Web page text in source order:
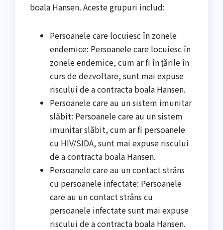
boala Hansen. Aceste grupuri includ:
Persoanele care locuiesc în zonele
endemice: Persoanele care locuiesc în
zonele endemice, cum ar fi în țările în
curs de dezvoltare, sunt mai expuse
riscului de a contracta boala Hansen.
Persoanele care au un sistem imunitar
slăbit: Persoanele care au un sistem
imunitar slăbit, cum ar fi persoanele
cu HIV/SIDA, sunt mai expuse riscului
de a contracta boala Hansen.
Persoanele care au un contact strâns
cu persoanele infectate: Persoanele
care au un contact strâns cu
persoanele infectate sunt mai expuse
riscului de a contracta boala Hansen.